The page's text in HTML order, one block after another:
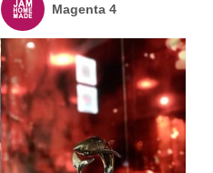
Magenta 4